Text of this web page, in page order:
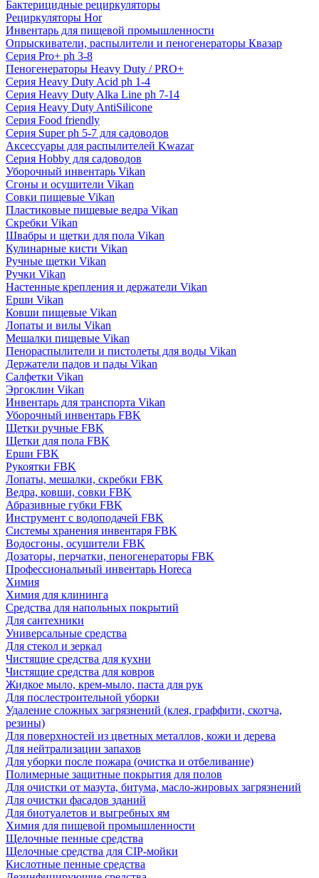
Бактерицидные рециркуляторы
Рециркуляторы Hor
Инвентарь для пищевой промышленности
Опрыскиватели, распылители и пеногенераторы Квазар
Серия Pro+ ph 3-8
Пеногенераторы Heavy Duty / PRO+
Серия Heavy Duty Acid ph 1-4
Серия Heavy Duty Alka Line ph 7-14
Серия Heavy Duty AntiSilicone
Серия Food friendly
Серия Super ph 5-7 для садоводов
Аксессуары для распылителей Kwazar
Серия Hobby для садоводов
Уборочный инвентарь Vikan
Сгоны и осушители Vikan
Совки пищевые Vikan
Пластиковые пищевые ведра Vikan
Скребки Vikan
Швабры и щетки для пола Vikan
Кулинарные кисти Vikan
Ручные щетки Vikan
Ручки Vikan
Настенные крепления и держатели Vikan
Ерши Vikan
Ковши пищевые Vikan
Лопаты и вилы Vikan
Мешалки пищевые Vikan
Пенораспылители и пистолеты для воды Vikan
Держатели падов и пады Vikan
Салфетки Vikan
Эргоклин Vikan
Инвентарь для транспорта Vikan
Уборочный инвентарь FBK
Щетки ручные FBK
Щетки для пола FBK
Ерши FBK
Рукоятки FBK
Лопаты, мешалки, скребки FBK
Ведра, ковши, совки FBK
Абразивные губки FBK
Инструмент с водоподачей FBK
Системы хранения инвентаря FBK
Водосгоны, осушители FBK
Дозаторы, перчатки, пеногенераторы FBK
Профессиональный инвентарь Horeca
Химия
Химия для клининга
Средства для напольных покрытий
Для сантехники
Универсальные средства
Для стекол и зеркал
Чистящие средства для кухни
Чистящие средства для ковров
Жидкое мыло, крем-мыло, паста для рук
Для послестроительной уборки
Удаление сложных загрязнений (клея, граффити, скотча,
резины)
Для поверхностей из цветных металлов, кожи и дерева
Для нейтрализации запахов
Для уборки после пожара (очистка и отбеливание)
Полимерные защитные покрытия для полов
Для очистки от мазута, битума, масло-жировых загрязнений
Для очистки фасадов зданий
Для биотуалетов и выгребных ям
Химия для пищевой промышленности
Щелочные пенные средства
Щелочные средства для CIP-мойки
Кислотные пенные средства